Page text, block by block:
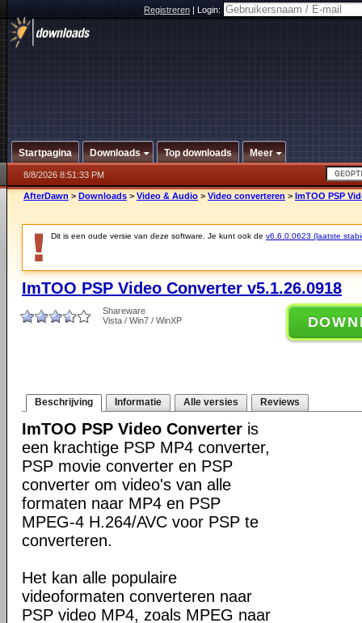
Registreren|Login:
Startpagina Downloads Top downloads Meer
8/8/2026 8:51:33 PM
AfterDawn > Downloads > Video & Audio > Video converteren > ImTOO PSP
Dit is een oude versie van deze software. Je kunt ook de v6.6.0.0623 (laatste
ImTOO PSP Video Converter v5.1.26.0918
Shareware
Vista / Win7 / WinXP
Beschrijving Informatie Alle versies Reviews
ImTOO PSP Video Converter is
een krachtige PSP MP4 converter,
PSP movie converter en PSP
converter om video's van alle
formaten naar MP4 en PSP
MPEG-4 H.264/AVC voor PSP te
converteren.
Het kan alle populaire
videoformaten converteren naar
PSP video MP4, zoals MPEG naar